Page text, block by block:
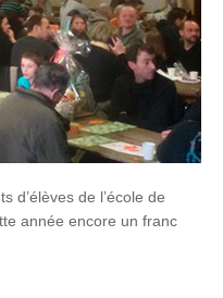
d’élèves de l’école de
année encore un franc